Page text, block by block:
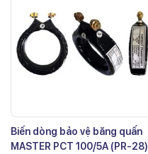
Biến dòng bảo vệ băng quấn
MASTER PCT 100/5A (PR-28)